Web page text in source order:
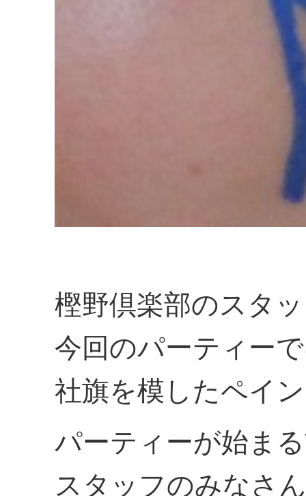
樫野倶楽部のスタ
今回のパーティー
社旗を模したペイ
パーティーが始ま
スタッフのみなさ